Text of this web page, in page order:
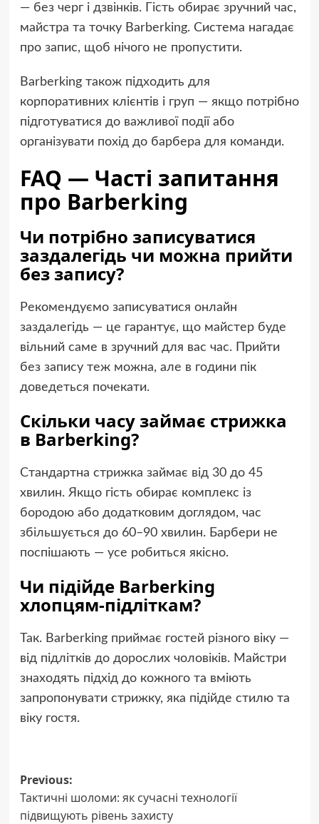
— без черг і дзвінків. Гість обирає зручний час,
майстра та точку Barberking. Система нагадає
про запис, щоб нічого не пропустити.
Barberking також підходить для
корпоративних клієнтів і груп — якщо потрібно
підготуватися до важливої події або
організувати похід до барбера для команди.
FAQ — Часті запитання
про Barberking
Чи потрібно записуватися
заздалегідь чи можна прийти
без запису?
Рекомендуємо записуватися онлайн
заздалегідь — це гарантує, що майстер буде
вільний саме в зручний для вас час. Прийти
без запису теж можна, але в години пік
доведеться почекати.
Скільки часу займає стрижка
в Barberking?
Стандартна стрижка займає від 30 до 45
хвилин. Якщо гість обирає комплекс із
бородою або додатковим доглядом, час
збільшується до 60–90 хвилин. Барбери не
поспішають — усе робиться якісно.
Чи підійде Barberking
хлопцям-підліткам?
Так. Barberking приймає гостей різного віку —
від підлітків до дорослих чоловіків. Майстри
знаходять підхід до кожного та вміють
запропонувати стрижку, яка підійде стилю та
віку гостя.
Post
navigation
Previous:
Тактичні шоломи: як сучасні технології
підвищують рівень захисту